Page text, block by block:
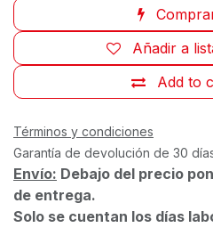
Add to
Añadir a
Términos y condiciones
Garantía de devolución de 30
Envío: Debajo del precio
de entrega.
Solo se cuentan los días